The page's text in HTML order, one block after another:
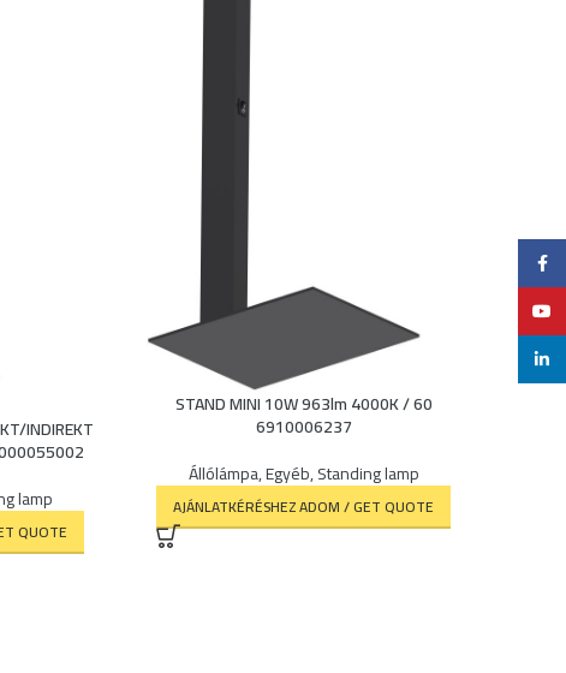
INDIREKT
lamp
QUOTE
STAND MINI 10W 963lm 4000K / 60
6910006237
Állólámpa,Egyéb,Standing lamp
AJÁNLATKÉRÉSHEZ ADOM / GET QUOTE